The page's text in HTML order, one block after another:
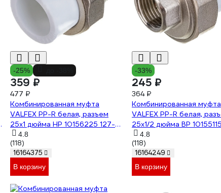
-25%
359 ₽
477 ₽
Комбинированная муфта
VALFEX PP-R белая, разъем
25х1 дюйма НР 10156225 127-
0225
4.8
(118)
16164375
В корзину
-33%
245 ₽
364 ₽
Комбинированная муфта
VALFEX PP-R белая,
25х1/2 дюйма ВР
0211
4.8
(118)
16164249
В корзину